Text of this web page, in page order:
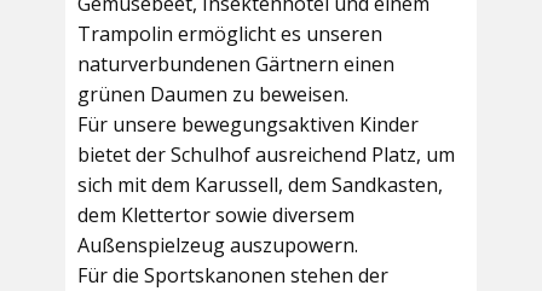
Trampolin ermöglicht es unseren
naturverbundenen Gärtnern einen
grünen Daumen zu beweisen.
Für unsere bewegungsaktiven Kinder
bietet derSchulhofausreichend Platz, um
sich mit dem Karussell, dem Sandkasten,
dem Klettertor sowie diversem
Außenspielzeug auszupowern.
Für die Sportskanonen stehen der